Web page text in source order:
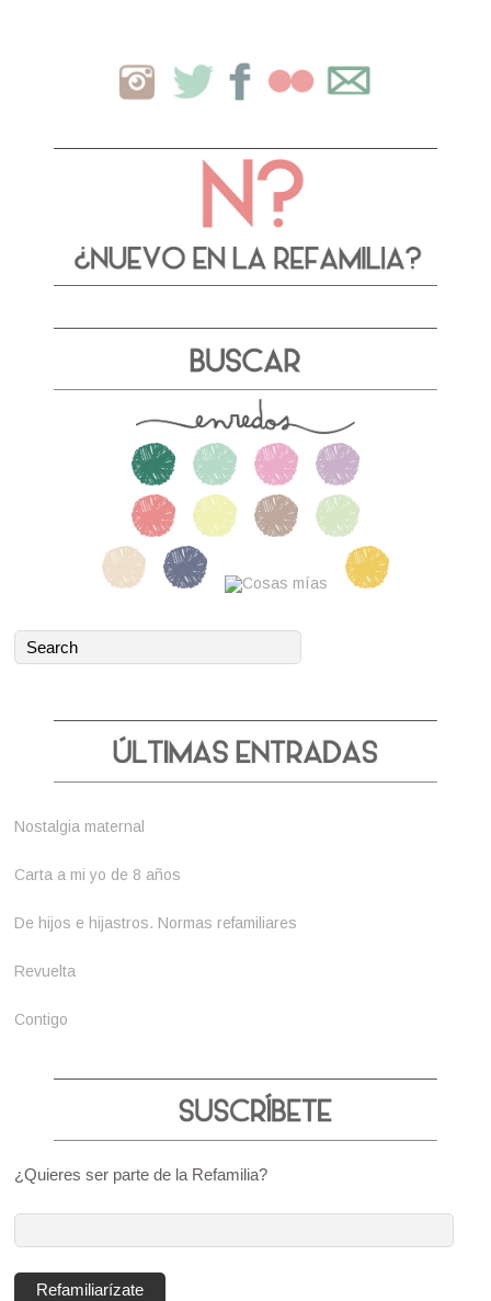
Nostalgia maternal
Carta a mi yo de 8 años
De hijos e hijastros. Normas refamiliares
Revuelta
Contigo
¿Quieres ser parte de la Refamilia?
correoRefamiliarízate